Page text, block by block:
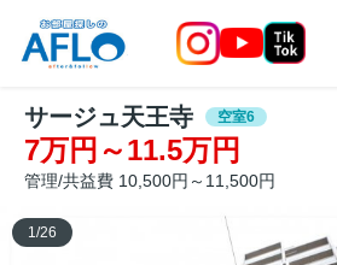
サージュ天王寺 空室6
7万円～11.5万円
管理/共益費 10,500円～11,500円
1 /26